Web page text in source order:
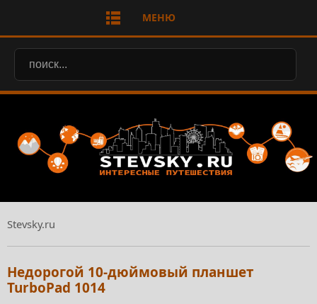
МЕНЮ
Stevsky.ru
Недорогой 10-дюймовый планшет
TurboPad 1014